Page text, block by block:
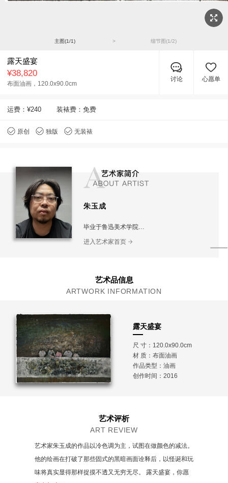
主图(1/1) > 细节图(1/2)
露天盛宴
¥38,820
布面油画， 120.0x90.0cm
讨论 心愿单
运费： ¥240 装裱费：免费
原创 独版 无装裱
朱玉成
毕业于鲁迅美术学院
进入艺术家首页
艺术品信息
ARTWORK INFORMATION
露天盛宴
尺 寸：120.0x90.0cm
材 质： 布面油画
作品类型：油画
创作时间：2016
艺术评析
ART REVIEW
艺术家朱玉成的作品以冷色调为主，试图在做颜色的减法。
他的绘画在打破了那些固式的黑暗画面诠释后，以怪诞和玩
味将真实显得那样捉摸不透又无穷无尽。 露天盛宴，你愿